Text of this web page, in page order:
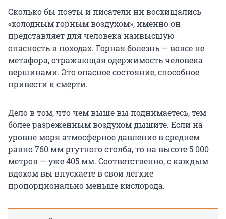
Сколько бы поэты и писатели ни восхищались
«холодным горным воздухом», именно он
представляет для человека наивысшую
опасность в походах. Горная болезнь — вовсе не
метафора, отражающая одержимость человека
вершинами. Это опасное состояние, способное
привести к смерти.
Дело в том, что чем выше вы поднимаетесь, тем
более разреженным воздухом дышите. Если на
уровне моря атмосферное давление в среднем
равно 760 мм ртутного столба, то на высоте 5 000
метров — уже 405 мм. Соответственно, с каждым
вдохом вы впускаете в свои легкие
пропорционально меньше кислорода.